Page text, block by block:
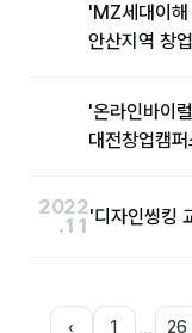
'MZ세대이
안산지역 창
'온라인바이
대전창업캠퍼
2022
.11 '디자인씽킹
‹ 1 … 26